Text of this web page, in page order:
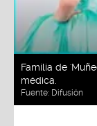
Familia de
médica.
Fuente: Difusión